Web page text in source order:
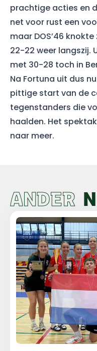
prachtige acties en
net voor rust een
maar DOS’46
22-22 weer langszij.
met 30-28 toch in
Na Fortuna uit dus
pittige start van de
tegenstanders die
haalden. Het
naar meer.
ANDER